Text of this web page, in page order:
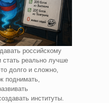
российскому
стать реально лучше
долго и сложно,
поднимать,
институты.